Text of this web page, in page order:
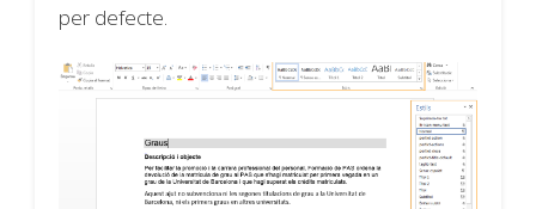
per defecte.